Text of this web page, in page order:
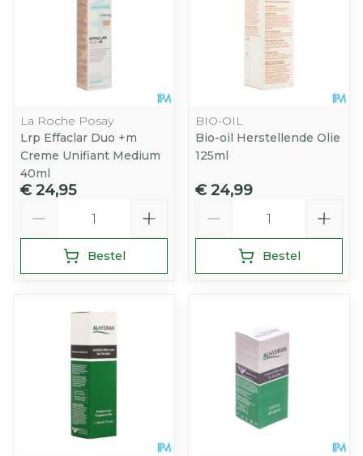
La Roche Posay
Lrp Effaclar Duo +m
Creme Unifiant Medium
40ml
€ 24,95
Bestel
BIO-OIL
Bio-oil Herstellende Olie
125ml
€ 24,99
Bestel